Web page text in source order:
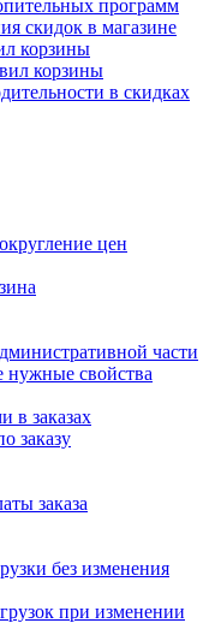
программ
скидок в магазине
корзины
корзины
в скидках
цен
части
нужные свойства
в заказах
заказу
заказа
без изменения
при изменении